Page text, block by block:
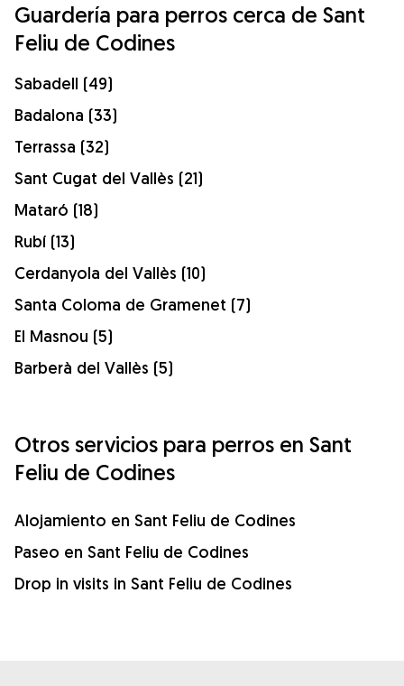
Guardería para perros cerca de Sant
Feliu de Codines
Sabadell (49)
Badalona (33)
Terrassa (32)
Sant Cugat del Vallès (21)
Mataró (18)
Rubí (13)
Cerdanyola del Vallès (10)
Santa Coloma de Gramenet (7)
El Masnou (5)
Barberà del Vallès (5)
Otros servicios para perros en Sant
Feliu de Codines
Alojamiento en Sant Feliu de Codines
Paseo en Sant Feliu de Codines
Drop in visits in Sant Feliu de Codines